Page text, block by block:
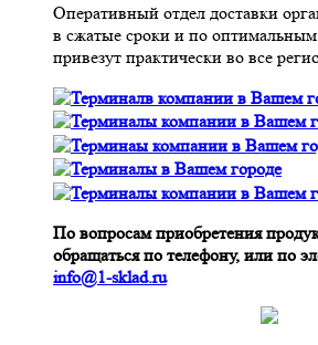
Оперативный отдел доставки
в сжатые сроки и по
привезут практически во все
По вопросам приобретения
обращаться по телефону, или по
info@1-sklad.ru